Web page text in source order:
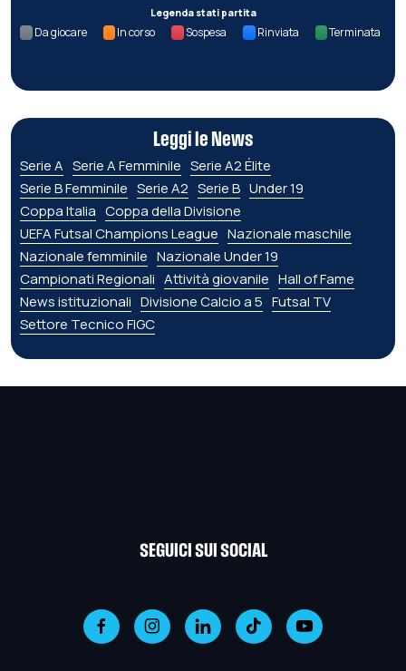
Legenda stati partita
Da giocare In corso Sospesa Rinviata Terminata
Leggi le News
Serie A Serie A Femminile Serie A2 Élite
Serie B Femminile Serie A2 Serie B Under 19
Coppa Italia Coppa della Divisione
UEFA Futsal Champions League Nazionale maschile
Nazionale femminile Nazionale Under 19
Campionati Regionali Attività giovanile Hall of Fame
News istituzionali Divisione Calcio a 5 Futsal TV
Settore Tecnico FIGC
SEGUICI SUI SOCIAL